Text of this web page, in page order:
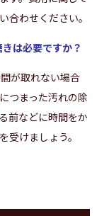
合わせください。
は必要ですか？
が取れない場合
つまった汚れの除
前などに時間をか
受けましょう。